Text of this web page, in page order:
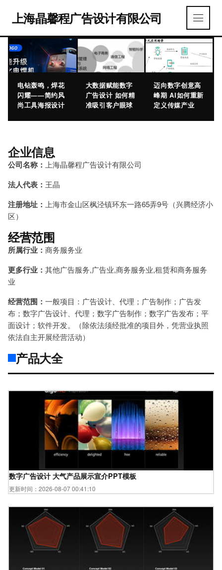
上海晶馨程广告设计有限公司
电钻轰鸣，焊花
闪耀——简约风
尚工具海报设计
大数据赋能数字
广告设计 如何精
准吸引客户眼球
迈向数字创意高
峰期 AI如何重新
定义传媒产业
企业信息
公司名称： 上海晶馨程广告设计有限公司
法人代表： 王晶
注册地址： 上海市金山区枫泾镇环东一路65弄9号（兴腾经济小
区）
经营范围
所属行业： 商务服务业
更多行业： 其他广告服务,广告业,商务服务业,租赁和商务服务
业
经营范围： 一般项目：广告设计、代理；广告制作；广告发
布；数字广告设计、代理；数字广告制作；数字广告发布；平
面设计；软件开发。（除依法须经批准的项目外，凭营业执照
依法自主开展经营活动）
产品大全
数字广告设计 大气产品展示宣介PPT模板
更新时间：2026-08-07 00:41:10